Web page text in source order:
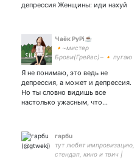
депрессия Женщины: иди нахуй
Чаёк PyPi☕️
🔸~мистер
Брови(Грейвс)~🔸 пугаю
обновлением, не сделала
бэкапы 🔸 Шрек в душе, но
на деле Python-dev 🔸 ищу
себя 🔸
Я не понимаю, это ведь не
депрессия, а может и депрессия.
Но ты словно видишь все
настолько ужасным, что…
гарбu
тут любят импровизацию,
стендап, кино и твич |